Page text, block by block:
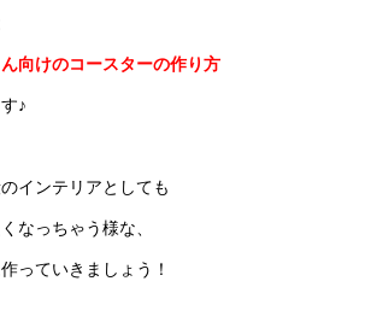
向けのコースターの作り方
♪
インテリアとしても
なっちゃう様な、
っていきましょう！